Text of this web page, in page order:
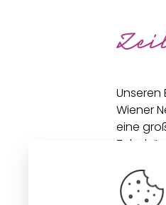
Wiener
eine
Zubehör